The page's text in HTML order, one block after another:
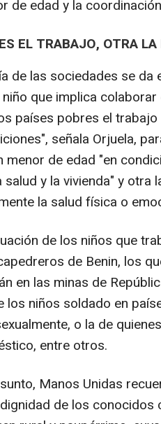
de edad y la
EL TRABAJO, OTRA
de las sociedades se
que implica
países pobres el
señala Orjuela,
menor de edad "en
salud y la vivienda" y otra
la salud física o
de los niños que
de Benin, los
en las minas de
los niños soldado en
o la de
entre otros.
Manos Unidas
de los